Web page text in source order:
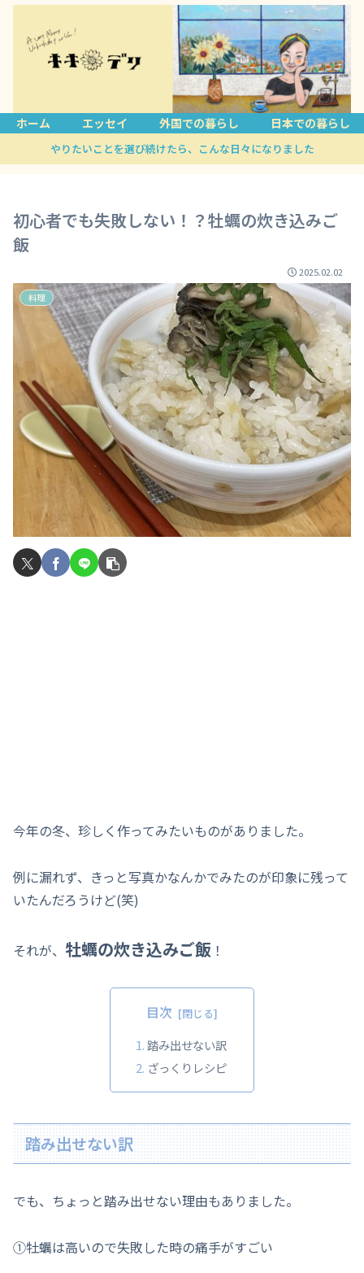
ホーム エッセイ 外国での暮らし 日本での暮らし
やりたいことを選び続けたら、こんな日々になりました
初心者でも失敗しない！？牡蠣の炊き込みご
飯
2025.02.02
料理
今年の冬、珍しく作ってみたいものがありました。
例に漏れず、きっと写真かなんかでみたのが印象に残って
いたんだろうけど(笑)
それが、 牡蠣の炊き込みご飯 ！
目次
踏み出せない訳
ざっくりレシピ
踏み出せない訳
でも、ちょっと踏み出せない理由もありました。
①牡蠣は高いので失敗した時の痛手がすごい